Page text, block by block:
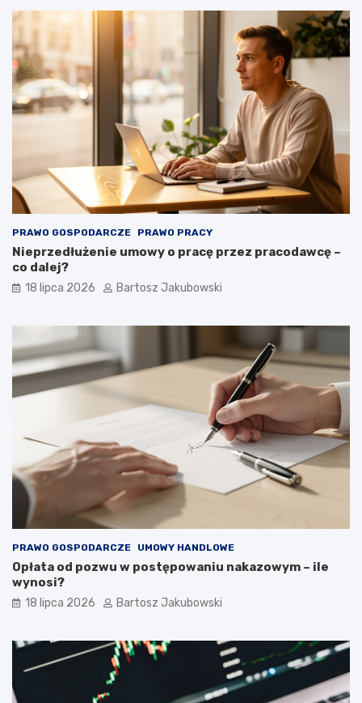
PRAWO GOSPODARCZE PRAWO PRACY
Nieprzedłużenie umowy o pracę przez pracodawcę –
co dalej?
18 lipca 2026 Bartosz Jakubowski
PRAWO GOSPODARCZE UMOWY HANDLOWE
Opłata od pozwu w postępowaniu nakazowym – ile
wynosi?
18 lipca 2026 Bartosz Jakubowski